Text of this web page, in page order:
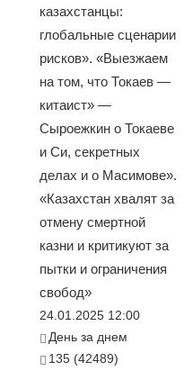
казахстанцы:
глобальные сценарии
рисков». «Выезжаем
на том, что Токаев —
китаист» —
Сыроежкин о Токаеве
и Си, секретных
делах и о Масимове».
«Казахстан хвалят за
отмену смертной
казни и критикуют за
пытки и ограничения
свобод»
24.01.2025 12:00
День за днем
135 (42489)